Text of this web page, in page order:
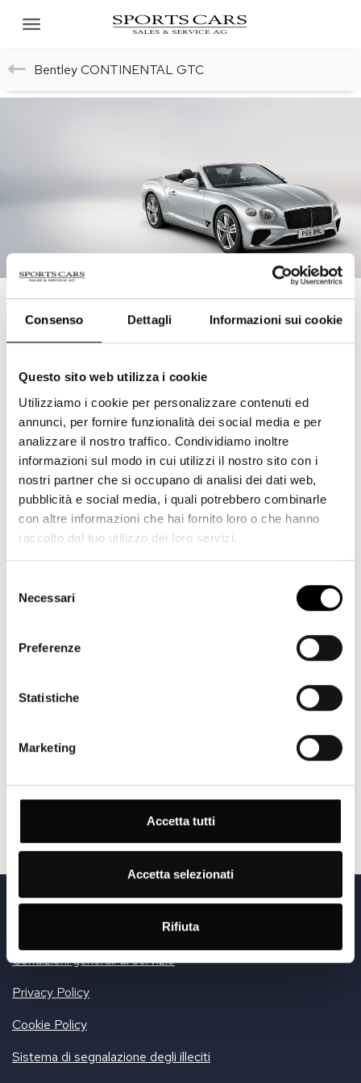
Consenso Dettagli Informazioni sui cookie
Questo sito web utilizza i cookie
Utilizziamo i cookie per personalizzare contenuti ed
annunci, per fornire funzionalità dei social media e per
analizzare il nostro traffico. Condividiamo inoltre
informazioni sul modo in cui utilizzi il nostro sito con i
nostri partner che si occupano di analisi dei dati web,
pubblicità e social media, i quali potrebbero combinarle
con altre informazioni che hai fornito loro o che hanno
raccolto dal tuo utilizzo dei loro servizi.
delNecessari
Preferenze
Statistiche
Marketing
Accetta tutti
Accetta selezionati
Rifiuta
Bentley CONTINENTAL GTC
RICHIEDA INFORMAZIONI
Continental GTC (V8) Ciclo WLTP: consumo di carburante, l/100km -
Ciclo combinato 12,5. Emissioni CO₂ (ciclo combinato) - 284 g/km.
© Sports Cars Sales & Service AG
Sede legale: Firststrasse 33, 8835 Feusisberg | UID-Nr.: CHE-428.185.888
Condizioni generali di servizio
Privacy Policy
Cookie Policy
Sistema di segnalazione degli illeciti